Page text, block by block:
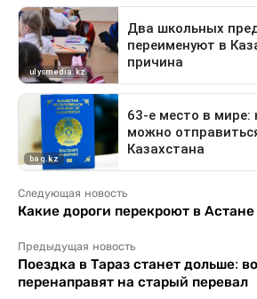
Следующая новость
Какие дороги перекроют в Астане
Предыдущая новость
Поездка в Тараз станет дольше:
перенаправят на старый перевал